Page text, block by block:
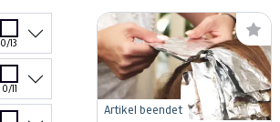
0/13
0/11
Artikel beendet